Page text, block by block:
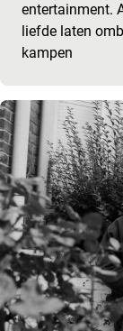
entertainment.
liefde laten
kampen